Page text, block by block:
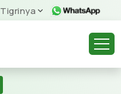
Tigrinya